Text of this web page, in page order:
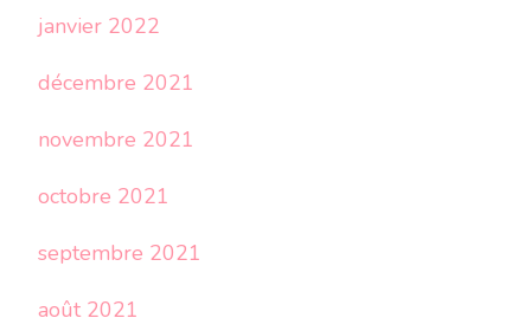
janvier 2022
décembre 2021
novembre 2021
octobre 2021
septembre 2021
août 2021